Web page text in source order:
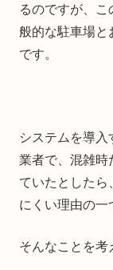
るのですが、
般的な駐車場と
です。
システムを導
業者で、混雑時
ていたとしたら
にくい理由の一
そんなことを考